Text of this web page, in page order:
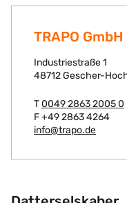
TRAPO GmbH
Industriestraße 1
48712 Gescher-
T0049 2863 2005 0
F +49 2863 4264
info@trapo.de